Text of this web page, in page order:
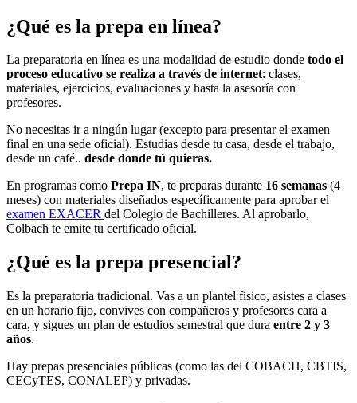
¿Qué es la prepa en línea?
La preparatoria en línea es una modalidad de estudio donde todo el
proceso educativo se realiza a través de internet: clases,
materiales, ejercicios, evaluaciones y hasta la asesoría con
profesores.
No necesitas ir a ningún lugar (excepto para presentar el examen
final en una sede oficial). Estudias desde tu casa, desde el trabajo,
desde un café.. desde donde tú quieras.
En programas como Prepa IN, te preparas durante 16 semanas (4
meses) con materiales diseñados específicamente para aprobar el
examen EXACER del Colegio de Bachilleres. Al aprobarlo,
Colbach te emite tu certificado oficial.
¿Qué es la prepa presencial?
Es la preparatoria tradicional. Vas a un plantel físico, asistes a clases
en un horario fijo, convives con compañeros y profesores cara a
cara, y sigues un plan de estudios semestral que dura entre 2 y 3
años.
Hay prepas presenciales públicas (como las del COBACH, CBTIS,
CECyTES, CONALEP) y privadas.